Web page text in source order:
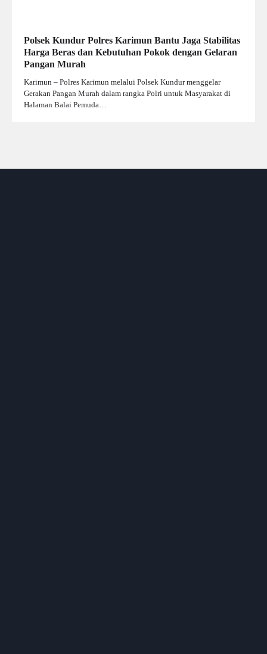
Polsek Kundur Polres Karimun Bantu Jaga Stabilitas
Harga Beras dan Kebutuhan Pokok dengan Gelaran
Pangan Murah
Karimun – Polres Karimun melalui Polsek Kundur menggelar
Gerakan Pangan Murah dalam rangka Polri untuk Masyarakat di
Halaman Balai Pemuda…